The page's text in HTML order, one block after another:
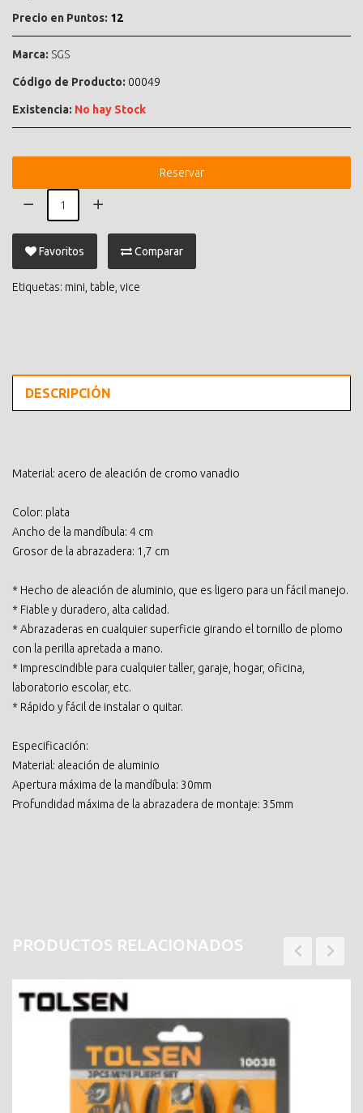
Precio en Puntos: 12
Marca: SGS
Código de Producto: 00049
Existencia: No hay Stock
Reservar
Favoritos Comparar
Etiquetas: mini table vice
DESCRIPCIÓN
Material: acero de aleación de cromo vanadio
Color: plata
Ancho de la mandíbula: 4 cm
Grosor de la abrazadera: 1,7 cm
* Hecho de aleación de aluminio, que es ligero para un fácil manejo.
* Fiable y duradero, alta calidad.
* Abrazaderas en cualquier superficie girando el tornillo de plomo
con la perilla apretada a mano.
* Imprescindible para cualquier taller, garaje, hogar, oficina,
laboratorio escolar, etc.
* Rápido y fácil de instalar o quitar.
Especificación:
Material: aleación de aluminio
Apertura máxima de la mandíbula: 30mm
Profundidad máxima de la abrazadera de montaje: 35mm
PRODUCTOS RELACIONADOS